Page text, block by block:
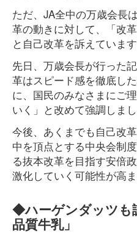
ただ、JA全中の万歳会長
革の動きに対して、「改
と自己改革を訴えています
先日、万歳会長が行った
革はスピード感を徹底し
に、国民のみなさまにご
いく」と改めて強調しま
今後、あくまでも自己改
中を頂点とする中央会制
る抜本改革を目指す安倍
激化していく可能性が高ま
◆ハーゲンダッツも
品質牛乳」